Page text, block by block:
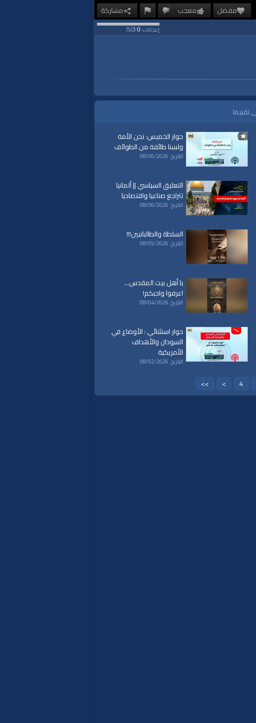
مفضل معجب مشاركة
إعجابات:0
(
0
%)
تقييما
حوار الخميس: نحن الأمة
ولسنا طائفة من الطوائف
التاريخ: 08/06/2026
التعليق السياسي || ألمانيا
تتراجع صناعيا واقتصاديا
التاريخ: 08/06/2026
السلطة والطالبانيين!!!
التاريخ: 08/05/2026
يا أهل بيت المقدس...
اعرفوا واجبكم!
التاريخ: 08/04/2026
حوار استثنائي : الأوضاع في
السودان والأهداف
الأمريكية
التاريخ: 08/02/2026
4
>
>>